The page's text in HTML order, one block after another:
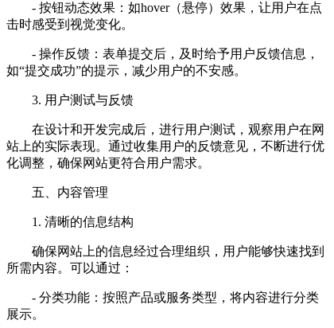
- 按钮动态效果：如hover（悬停）效果，让用户在点
击时感受到视觉变化。
- 操作反馈：表单提交后，及时给予用户反馈信息，
如“提交成功”的提示，减少用户的不安感。
3. 用户测试与反馈
在设计和开发完成后，进行用户测试，观察用户在网
站上的实际表现。通过收集用户的反馈意见，不断进行优
化调整，确保网站更符合用户需求。
五、内容管理
1. 清晰的信息结构
确保网站上的信息经过合理组织，用户能够快速找到
所需内容。可以通过：
- 分类功能：按照产品或服务类型，将内容进行分类
展示。